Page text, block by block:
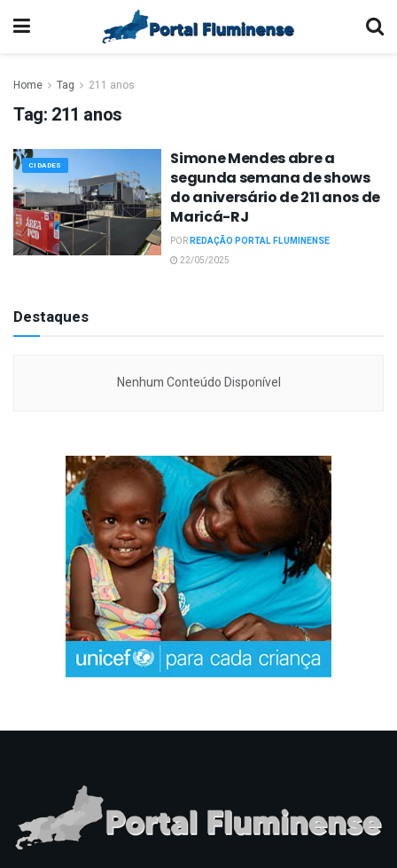
Home Tag 211 anos
Tag: 211 anos
CIDADES
Simone Mendes abre a
segunda semana de shows
do aniversário de 211 anos de
Maricá-RJ
PORREDAÇÃO PORTAL FLUMINENSE
22/05/2025
Destaques
Nenhum Conteúdo Disponível